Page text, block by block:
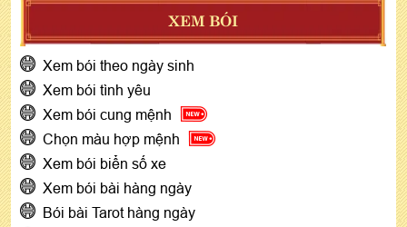
XEM BÓI
Xem bói theo ngày sinh
Xem bói tình yêu
Xem bói cung mệnh
Chọn màu hợp mệnh
Xem bói biển số xe
Xem bói bài hàng ngày
Bói bài Tarot hàng ngày